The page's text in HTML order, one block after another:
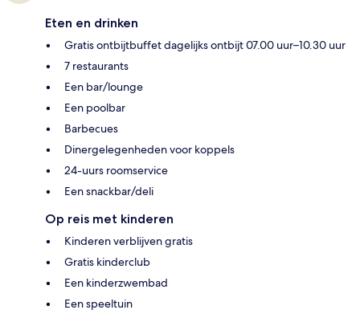
Eten en drinken
Gratis ontbijtbuffet dagelijks ontbijt 07.00 uur–10.30 uur
7 restaurants
Een bar/lounge
Een poolbar
Barbecues
Dinergelegenheden voor koppels
24-uurs roomservice
Een snackbar/deli
Op reis met kinderen
Kinderen verblijven gratis
Gratis kinderclub
Een kinderzwembad
Een speeltuin